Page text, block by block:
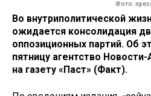
Фото:
Во внутриполитической
ожидается консолидация
оппозиционных партий. Об
пятницу агентство
на газету «Паст» (Факт).